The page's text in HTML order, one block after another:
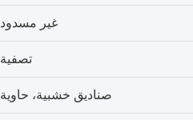
غير مسدود
تصفية
صناديق خشبية، حاوية